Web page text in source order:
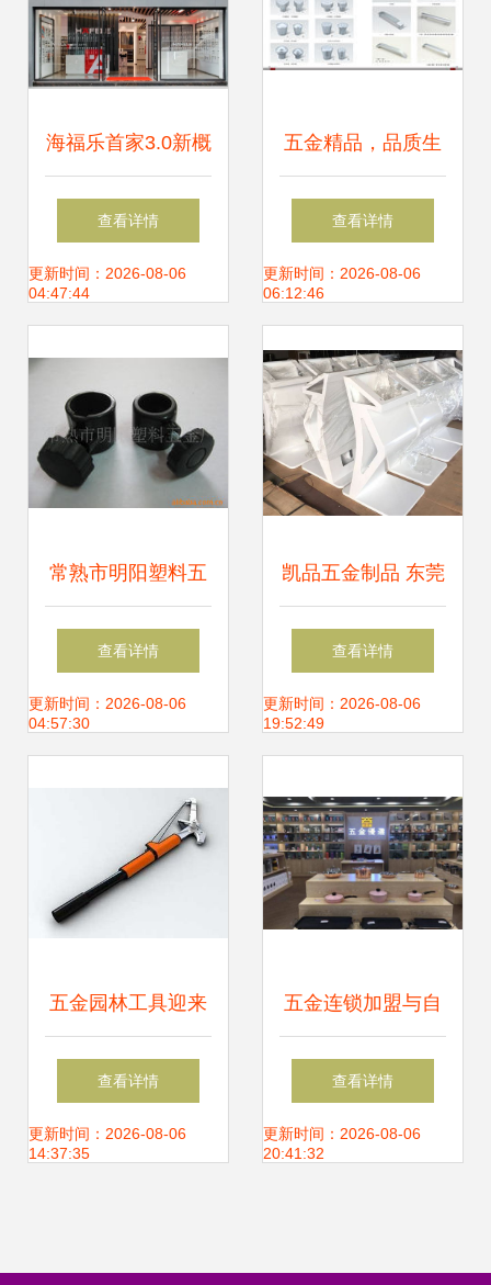
海福乐首家3.0新概
念零售店在河南郑
州盛大开业，引领
查看详情
更新时间：2026-08-06
04:47:44
五金精品，品质生
活——青岛佳固商
贸一站式五金解决
查看详情
更新时间：2026-08-06
06:12:46
常熟市明阳塑料五
金厂 东商网平台上
的五金零售实力派
查看详情
更新时间：2026-08-06
04:57:30
凯品五金制品 东莞
精密钣金喷涂加工
的一站式解决方案
查看详情
更新时间：2026-08-06
19:52:49
五金园林工具迎来
销售高峯，五金零
售行业迎来新机遇
查看详情
更新时间：2026-08-06
14:37:35
五金连锁加盟与自
营零售 投资成本全
解析
查看详情
更新时间：2026-08-06
20:41:32